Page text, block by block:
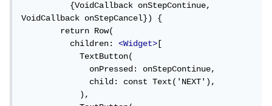
          {VoidCallback onStepContinue,
VoidCallback onStepCancel}) {
        return Row(
          children:
<Widget> [
            TextButton(
              onPressed: onStepContinue,
              child: const Text('NEXT'),
            ),